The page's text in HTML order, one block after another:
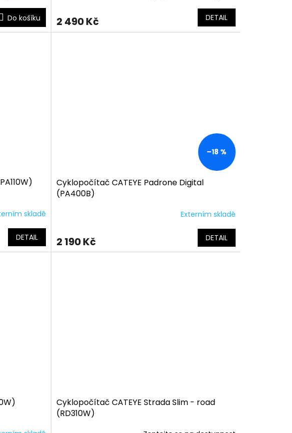
Do košíku 2 490 Kč DETAIL
skladě
DETAIL
–18 %
Cyklopočítač CATEYE Padrone Digital
(PA400B)
Externím skladě
2 190 Kč DETAIL
Cyklopočítač CATEYE Strada Slim - road
(RD310W)